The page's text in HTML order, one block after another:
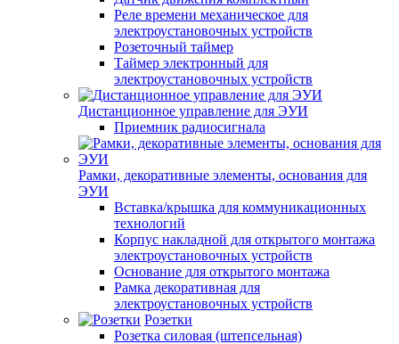
Реле времени механическое для
электроустановочных устройств
Розеточный таймер
Таймер электронный для
электроустановочных устройств
Дистанционное управление для ЭУИ
Приемник радиосигнала
Рамки, декоративные элементы, основания для
ЭУИ
Вставка/крышка для коммуникационных
технологий
Корпус накладной для открытого монтажа
электроустановочных устройств
Основание для открытого монтажа
Рамка декоративная для
электроустановочных устройств
Розетки
Розетка силовая (штепсельная)